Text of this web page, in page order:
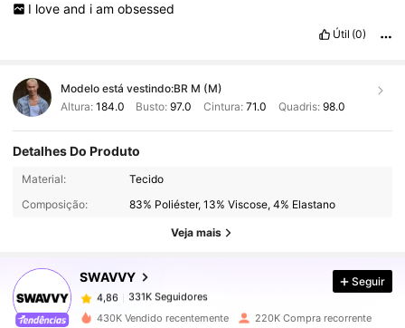
I love and i am obsessed
Útil (0)
Modelo está vestindo:BR M (M)
Altura: 184.0 Busto:97.0 Cintura: 71.0 Quadris: 98.0
Detalhes Do Produto
Material:
Tecido
Composição:
83% Poliéster, 13% Viscose, 4% Elastano
Veja mais
SWAVVY
331K Seguidores
4,86
331K Seguidores
w***6 pago1 dia atrás
Seguir
430K Vendido recentemente 220K Compra recorrente